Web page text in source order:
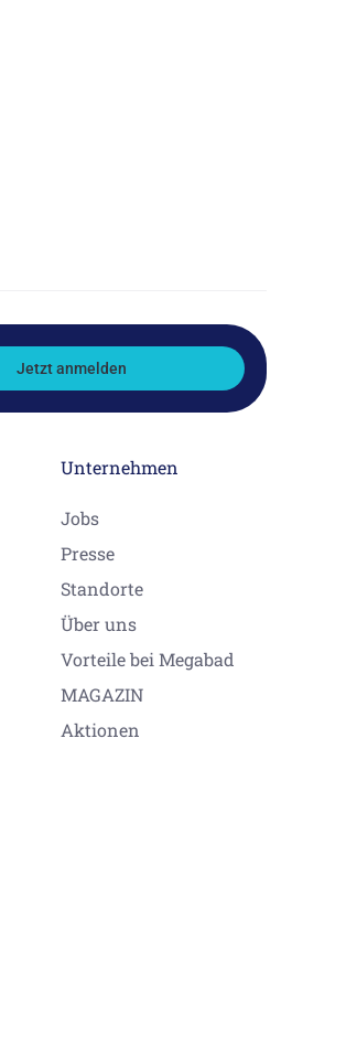
Jetzt anmelden
Unternehmen
Jobs
Presse
Standorte
Über uns
Vorteile bei Megabad
MAGAZIN
Aktionen